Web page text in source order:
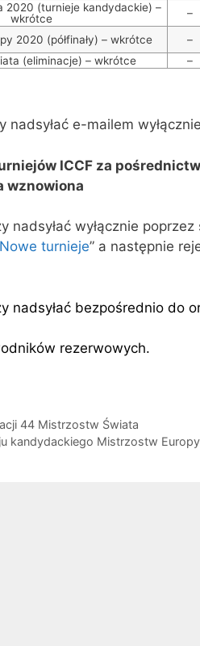
2020 (turnieje kandydackie) –
wkrótce
–
2020 (półfinały) – wkrótce –
(eliminacje) – wkrótce –
nadsyłać e-mailem
ICCF za
wznowiona
nadsyłać wyłącznie
Nowe turnieje” a następnie
nadsyłać bezpośrednio do
rezerwowych.
44 Mistrzostw Świata
kandydackiego Mistrzostw